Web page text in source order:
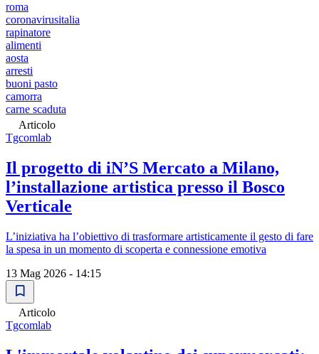
roma
coronavirusitalia
rapinatore
alimenti
aosta
arresti
buoni pasto
camorra
carne scaduta
Articolo
Tgcomlab
Il progetto di iN’S Mercato a Milano,
l’installazione artistica presso il Bosco
Verticale
L’iniziativa ha l’obiettivo di trasformare artisticamente il gesto di fare
la spesa in un momento di scoperta e connessione emotiva
13 Mag 2026 - 14:15
Articolo
Tgcomlab